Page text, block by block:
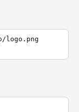
logo.png